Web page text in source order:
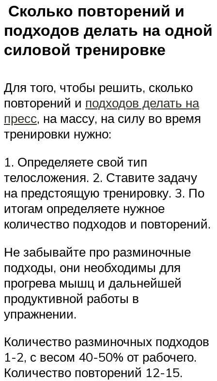
Сколько повторений и
подходов делать на одной
силовой тренировке
Для того, чтобы решить, сколько
повторений и подходов делать на
пресс, на массу, на силу во время
тренировки нужно:
1. Определяете свой тип
телосложения. 2. Ставите задачу
на предстоящую тренировку. 3. По
итогам определяете нужное
количество подходов и повторений.
Не забывайте про разминочные
подходы, они необходимы для
прогрева мышц и дальнейшей
продуктивной работы в
упражнении.
Количество разминочных подходов
1-2, с весом 40-50% от рабочего.
Количество повторений 12-15.